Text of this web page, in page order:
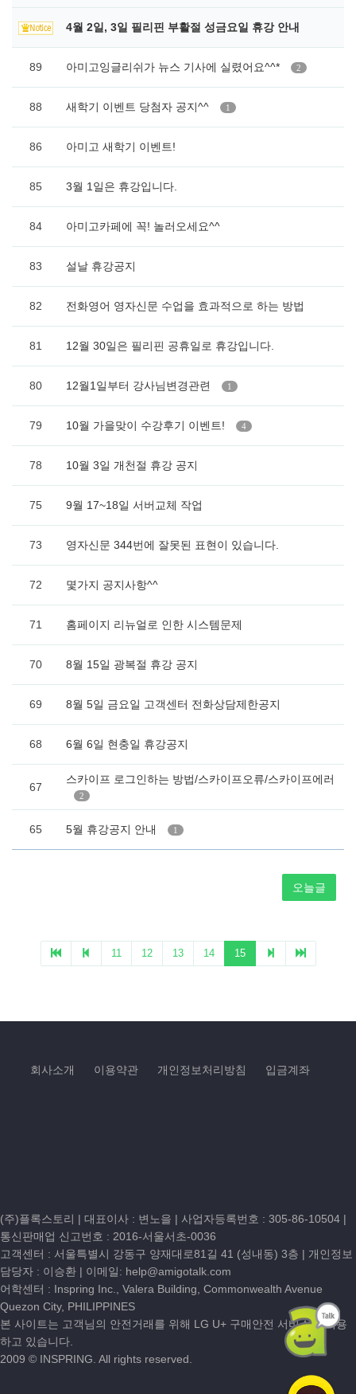
회사소개 이용약관 개인정보처리방침 입금계좌
(주)플록스토리 | 대표이사 : 변노을 | 사업자등록번호 : 305-86-10504 |
통신판매업 신고번호 : 2016-서울서초-0036
고객센터 : 서울특별시 강동구 양재대로81길 41 (성내동) 3층 | 개인정보
담당자 : 이승환 | 이메일: help@amigotalk.com
어학센터 : Inspring Inc., Valera Building, Commonwealth Avenue
Quezon City, PHILIPPINES
본 사이트는 고객님의 안전거래를 위해 LG U+ 구매안전 서비스를 이용
하고 있습니다.
2009 © INSPRING. All rights reserved.